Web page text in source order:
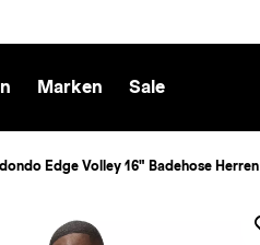
Marken Sale
Edge Volley 16" Badehose Herren